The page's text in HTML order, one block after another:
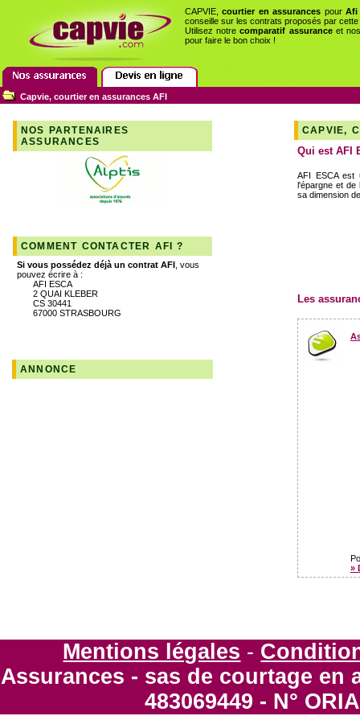
Capvie, courtier en assurances AFI
CAPVIE,courtier en assurances pourAfi
conseille sur les contrats proposés par
Utilisez notrecomparatif assuranceet
pour faire le bon choix !
NOS PARTENAIRES
ASSURANCES
COMMENT CONTACTER AFI ?
Si vous possédez déjà un contrat AFI , vous
pouvez écrire à :
AFI ESCA
2 QUAI KLEBER
CS 30441
67000 STRASBOURG
ANNONCE
CAPVIE,
Qui est AFI
AFI ESCA est
l'épargne et
sa dimension
Les
»
Mentions légales -
Assurances - sas de courtage en
483069449 - N°